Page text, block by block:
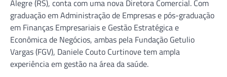
Alegre (RS), conta com uma nova Diretora Comercial. Com
graduação em Administração de Empresas e pós-graduação
em Finanças Empresariais e Gestão Estratégica e
Econômica de Negócios, ambas pela Fundação Getulio
Vargas (FGV), Daniele Couto Curtinove tem ampla
experiência em gestão na área da saúde.